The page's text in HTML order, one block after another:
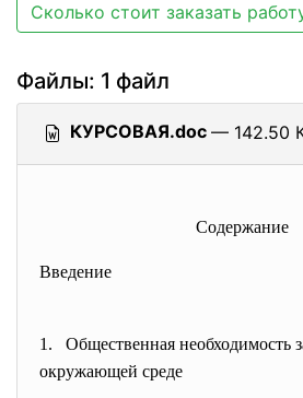
Сколько стоит заказать
Файлы: 1 файл
КУРСОВАЯ.doc — 142.50
Содержание
Введение
1. Общественная необходимость
окружающей среде